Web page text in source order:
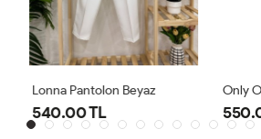
Lonna Pantolon Beyaz
540.00 TL
Only